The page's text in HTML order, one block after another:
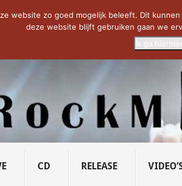
HEAD SOCIETY... PRIDE OF LIONS – U...
CD RELEASE
website zo goed mogelijk beleeft. Dit
deze website blijft gebruiken gaan we
Ik ga